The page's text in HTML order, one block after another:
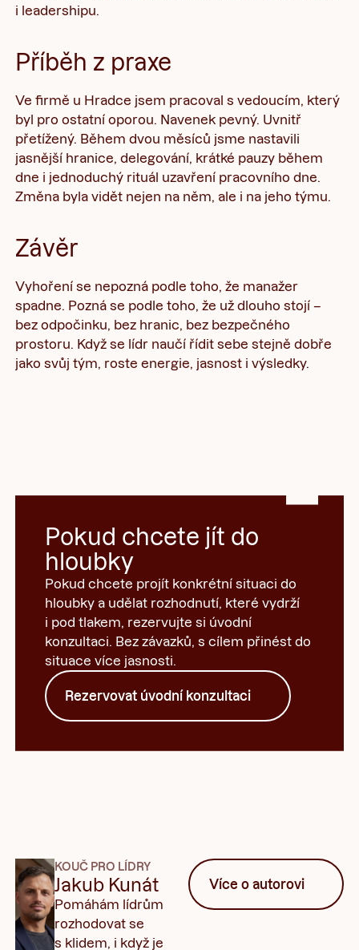
i leadershipu.
Příběh z praxe
Ve firmě u Hradce jsem pracoval s vedoucím, který
byl pro ostatní oporou. Navenek pevný. Uvnitř
přetížený. Během dvou měsíců jsme nastavili
jasnější hranice, delegování, krátké pauzy během
dne i jednoduchý rituál uzavření pracovního dne.
Změna byla vidět nejen na něm, ale i na jeho týmu.
Závěr
Vyhoření se nepozná podle toho, že manažer
spadne. Pozná se podle toho, že už dlouho stojí –
bez odpočinku, bez hranic, bez bezpečného
prostoru. Když se lídr naučí řídit sebe stejně dobře
jako svůj tým, roste energie, jasnost i výsledky.
Pokud chcete jít do
hloubky
Pokud chcete projít konkrétní situaci do
hloubky a udělat rozhodnutí, které vydrží
i pod tlakem, rezervujte si úvodní
konzultaci. Bez závazků, s cílem přinést do
situace více jasnosti.
Rezervovat úvodní konzultaci
KOUČ PRO LÍDRY
Jakub Kunát
Pomáhám lídrům
rozhodovat se
s klidem, i když je
Více o autorovi